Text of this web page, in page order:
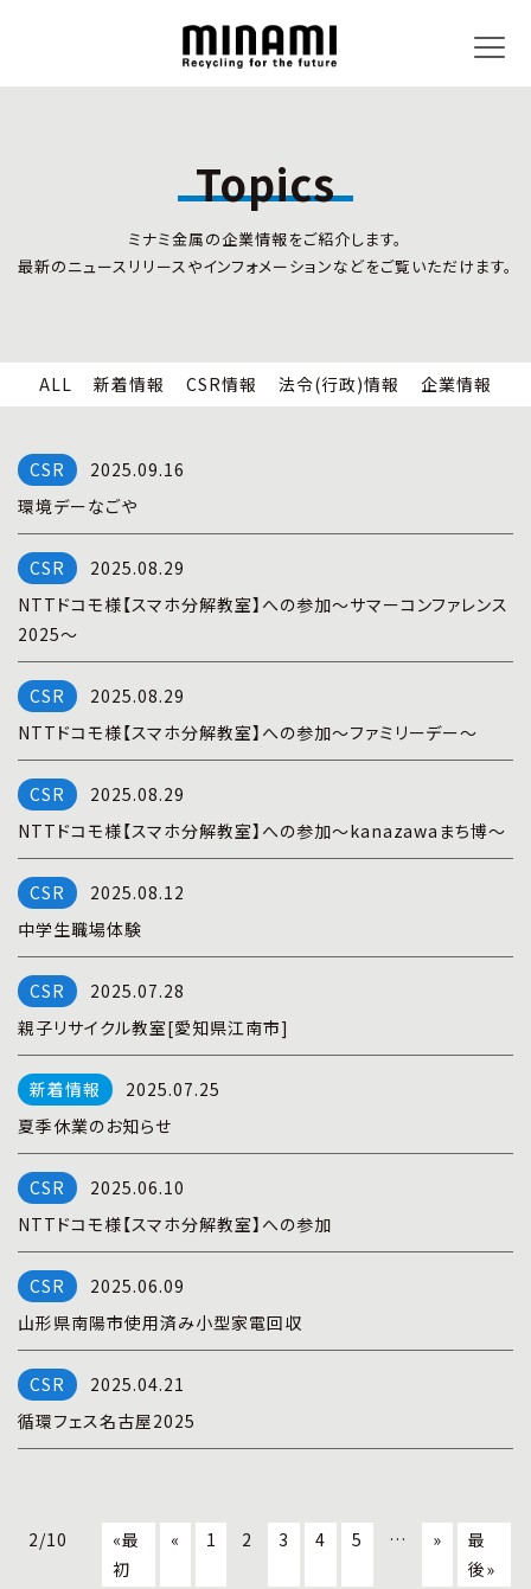
CSR情報
企業情報
全国事業所紹介
事業内容
リサイクルサービス
小型家電リサイクル法
全国の回収対応
Topics
ミナミ金属の企業情報をご紹介します。
最新のニュースリリースやインフォメーションなどをご覧いただけます。
ALL 新着情報 CSR情報 法令(行政)情報 企業情報
2025.09.16
環境デーなごや
2025.08.29
NTTドコモ様【スマホ分解教室】への参加～サマーコンファレンス
2025～
2025.08.29
NTTドコモ様【スマホ分解教室】への参加～ファミリーデー～
2025.08.29
NTTドコモ様【スマホ分解教室】への参加～kanazawaまち博～
2025.08.12
中学生職場体験
2025.07.28
親子リサイクル教室[愛知県江南市]
2025.07.25
夏季休業のお知らせ
2025.06.10
NTTドコモ様【スマホ分解教室】への参加
2025.06.09
山形県南陽市使用済み小型家電回収
2025.04.21
循環フェス名古屋2025
2/10
«最
初
« 1 2 3 4 5 … »
最
後»